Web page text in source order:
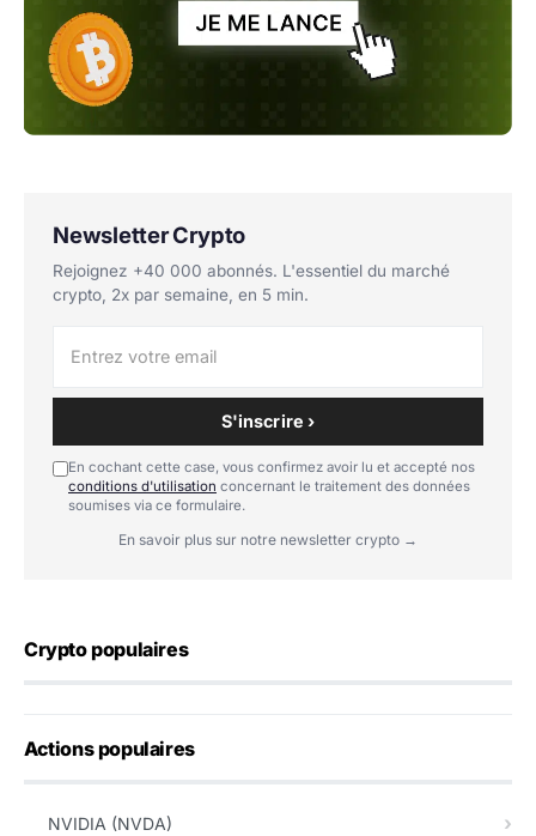
Newsletter Crypto
Rejoignez +40 000 abonnés. L'essentiel du marché
crypto, 2x par semaine, en 5 min.
S'inscrire ›
En cochant cette case, vous confirmez avoir lu et accepté nos
conditions d'utilisation concernant le traitement des données
soumises via ce formulaire.
En savoir plus sur notre newsletter crypto →
Crypto populaires
Actions populaires
NVIDIA (NVDA)